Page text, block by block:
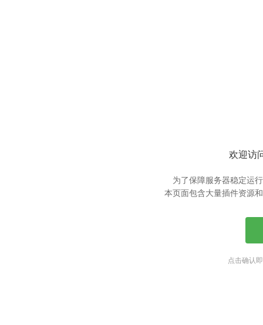
欢迎访
为了保障服务器稳定运
本页面包含大量插件资源
点击确认